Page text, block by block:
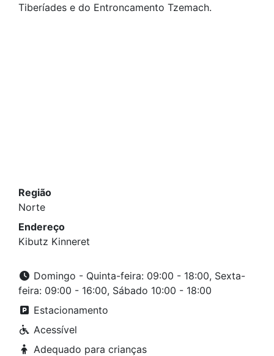
Tiberíades e do Entroncamento Tzemach.
Região
Norte
Endereço
Kibutz Kinneret
Domingo - Quinta-feira: 09:00 - 18:00, Sexta-
feira: 09:00 - 16:00, Sábado 10:00 - 18:00
Estacionamento
Acessível
Adequado para crianças